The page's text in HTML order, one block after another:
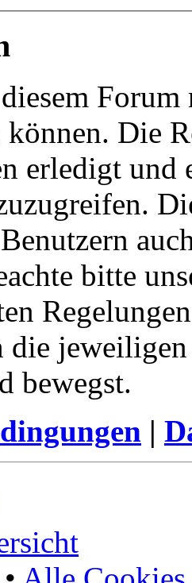
können. Die
erledigt und
bitte
die
bewegst.
|